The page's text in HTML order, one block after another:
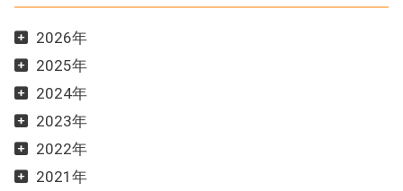
2026年
2025年
2024年
2023年
2022年
2021年